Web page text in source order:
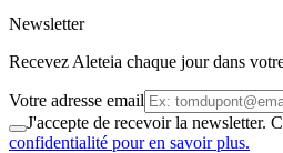
Newsletter
Recevez Aleteia chaque jour dans
Votre adresse email
J'accepte de recevoir la newsletter.
confidentialité pour en savoir plus.